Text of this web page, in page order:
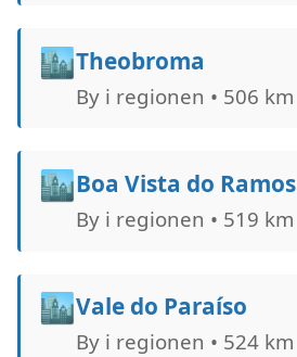
🏙️Theobroma
By i regionen • 506 km
🏙️Boa Vista do Ramos
By i regionen • 519 km
🏙️Vale do Paraíso
By i regionen • 524 km